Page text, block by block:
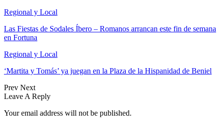
Regional y Local
Las Fiestas de Sodales Íbero – Romanos arrancan este fin de semana
en Fortuna
Regional y Local
‘Martita y Tomás’ ya juegan en la Plaza de la Hispanidad de Beniel
Prev Next
Leave A Reply
Your email address will not be published.